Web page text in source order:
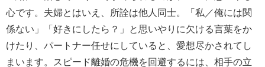
心です。夫婦とはいえ、所詮は他人同士。「私／俺には関
係ない」「好きにしたら？」と思いやりに欠ける言葉をか
けたり、パートナー任せにしていると、愛想尽かされてし
まいます。スピード離婚の危機を回避するには、相手の立